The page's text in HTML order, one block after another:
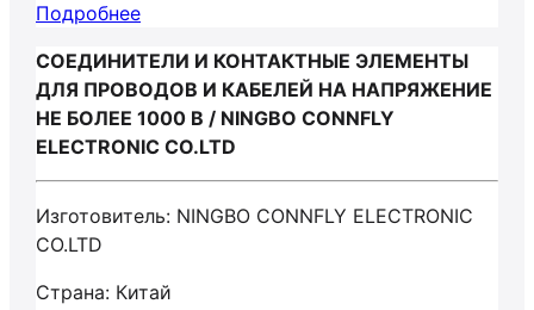
Подробнее
СОЕДИНИТЕЛИ И КОНТАКТНЫЕ ЭЛЕМЕНТЫ
ДЛЯ ПРОВОДОВ И КАБЕЛЕЙ НА НАПРЯЖЕНИЕ
НЕ БОЛЕЕ 1000 В / NINGBO CONNFLY
ELECTRONIC CO.LTD
Изготовитель: NINGBO CONNFLY ELECTRONIC
CO.LTD
Страна: Китай